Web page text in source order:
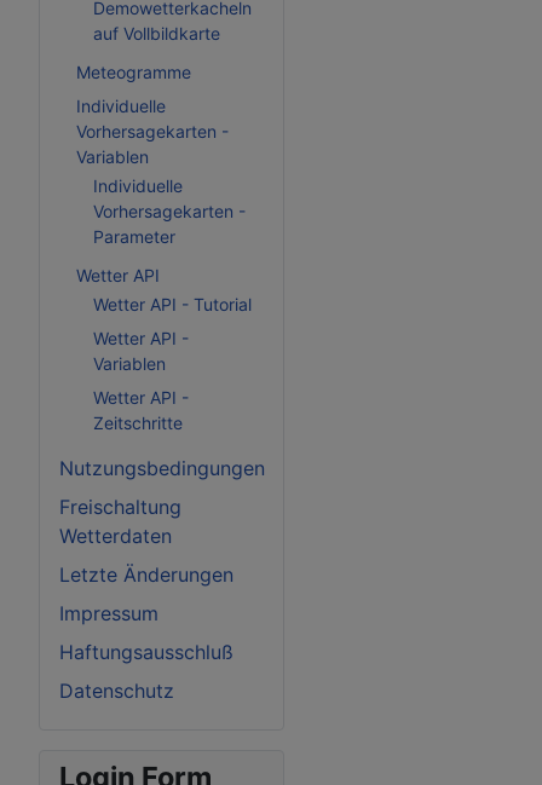
Demowetterkacheln
auf Vollbildkarte
Meteogramme
Individuelle
Vorhersagekarten -
Variablen
Individuelle
Vorhersagekarten -
Parameter
Wetter API
Wetter API - Tutorial
Wetter API -
Variablen
Wetter API -
Zeitschritte
Nutzungsbedingungen
Freischaltung
Wetterdaten
Letzte Änderungen
Impressum
Haftungsausschluß
Datenschutz
Login Form